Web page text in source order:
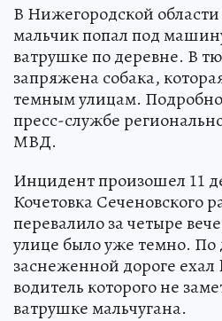
В Нижегородской
мальчик попал под
ватрушке по деревне. В
запряжена собака,
темным улицам.
пресс-службе
МВД.
Инцидент произошел 11
Кочетовка Сеченовского
перевалило за четыре
улице было уже темно. По
заснеженной дороге ехал
водитель которого не
ватрушке мальчугана.